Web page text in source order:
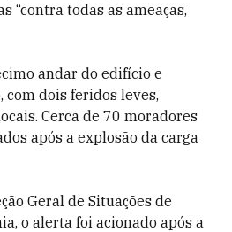
“contra todas as ameaças,
andar do edifício e
dois feridos leves,
Cerca de 70 moradores
após a explosão da carga
Geral de Situações de
o alerta foi acionado após a